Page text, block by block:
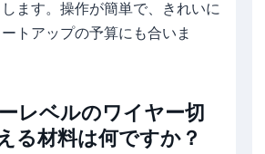
ます。操作が簡単で、きれいに
トアップの予算にも合いま
レベルのワイヤー切
る材料は何ですか？